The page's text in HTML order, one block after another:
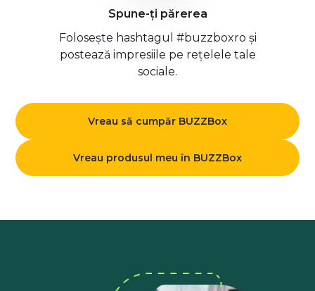
Spune-ți părerea
Folosește hashtagul #buzzboxro și
postează impresiile pe rețelele tale
sociale.
Vreau să cumpăr BUZZBox
Vreau produsul meu în BUZZBox